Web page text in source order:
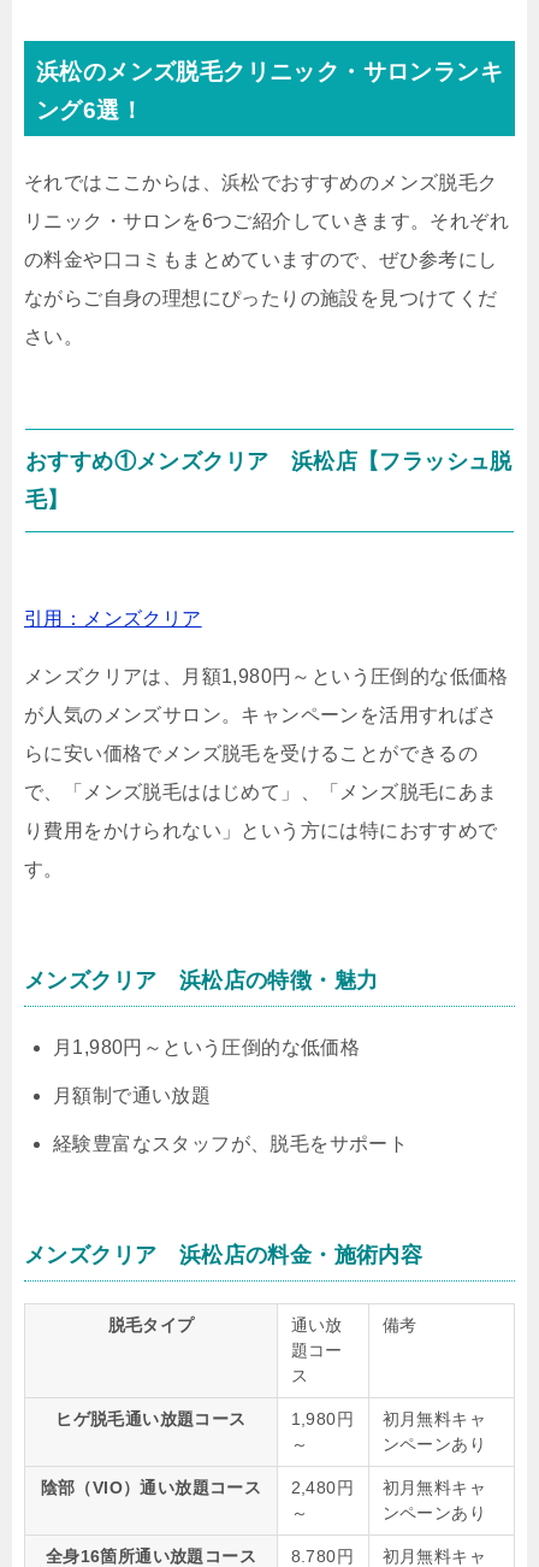
浜松のメンズ脱毛クリニック・サロンランキ
ング6選！
それではここからは、浜松でおすすめのメンズ脱毛ク
リニック・サロンを6つご紹介していきます。それぞれ
の料金や口コミもまとめていますので、ぜひ参考にし
ながらご自身の理想にぴったりの施設を見つけてくだ
さい。
おすすめ①メンズクリア 浜松店【フラッシュ脱
毛】
引用：メンズクリア
メンズクリアは、月額1,980円～という圧倒的な低価格
が人気のメンズサロン。キャンペーンを活用すればさ
らに安い価格でメンズ脱毛を受けることができるの
で、「メンズ脱毛ははじめて」、「メンズ脱毛にあま
り費用をかけられない」という方には特におすすめで
す。
メンズクリア 浜松店の特徴・魅力
月1,980円～という圧倒的な低価格
月額制で通い放題
経験豊富なスタッフが、脱毛をサポート
メンズクリア 浜松店の料金・施術内容
脱毛タイプ
通い放
題コー
ス
備考
ヒゲ脱毛通い放題コース
1,980円
～
初月無料キャ
ンペーンあり
陰部（VIO）通い放題コース
2,480円
～
初月無料キャ
ンペーンあり
全身16箇所通い放題コース
8.780円
初月無料キャ